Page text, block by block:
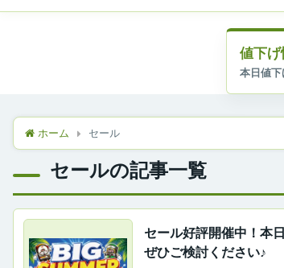
値下げ
ホーム セール
セールの記事一覧
セール好評開催中！本
ぜひご検討ください♪